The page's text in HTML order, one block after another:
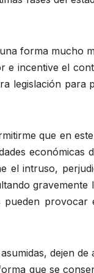
forma mucho
e incentive el
legislación para
que en
económicas
el intruso,
gravemente
provocar
dejen
que se